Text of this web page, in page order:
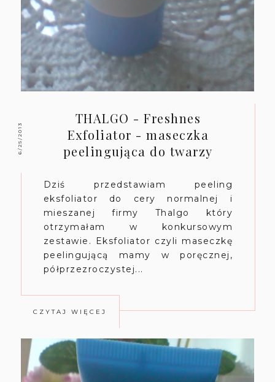
6/25/2013
THALGO - Freshnes
Exfoliator - maseczka
peelingująca do twarzy
Dziś przedstawiam peeling
eksfoliator do cery normalnej i
mieszanej firmy Thalgo który
otrzymałam w konkursowym
zestawie. Eksfoliator czyli maseczkę
peelingującą mamy w poręcznej,
półprzezroczystej...
CZYTAJ WIĘCEJ